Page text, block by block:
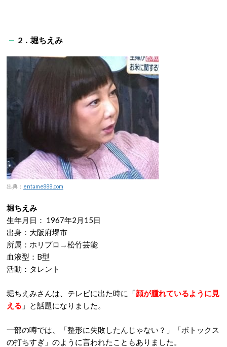
2．堀ちえみ
出典： entame888.com
堀ちえみ
生年月日： 1967年2月15日
出身：大阪府堺市
所属：ホリプロ→松竹芸能
血液型：B型
活動：タレント
堀ちえみさんは、テレビに出た時に「顔が腫れているように見
える 」と話題になりました。
一部の噂では、「整形に失敗したんじゃない？」「ボトックス
の打ちすぎ」のように言われたこともありました。